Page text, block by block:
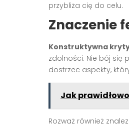
przybliża cię do celu.
Znaczenie
Konstruktywna
zdolności. Nie bój się
dostrzec aspekty,
Jak
Rozważ również